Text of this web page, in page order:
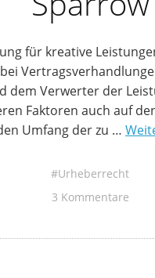
für kreative
dem Verwerter der
Faktoren auch auf
Umfang der zu …
Urheberrecht
3 Kommentare